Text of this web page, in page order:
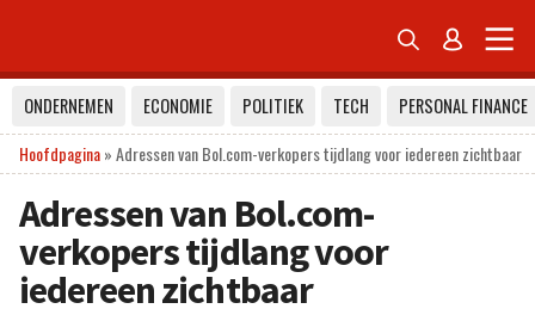
 
ONDERNEMEN ECONOMIE POLITIEK TECH
PERSONAL FINANCE
Hoofdpagina»Adressen van Bol.com-verkopers tijdlang voor iedereen zichtbaar
Adressen van Bol.com-
verkopers tijdlang voor
iedereen zichtbaar